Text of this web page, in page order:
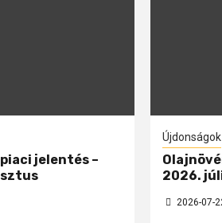
jelentés –
Újdonságok
2026.
2026-07-